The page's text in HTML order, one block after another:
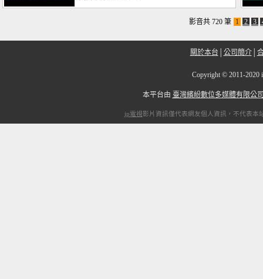
影音共 720 筆 1 2 3
關於本台 公司簡介│
Copyright © 2011-
本平台由 臺灣繽紛數位多媒體有限公
ip電視影片資訊僅代表網友個人資訊，不代表本